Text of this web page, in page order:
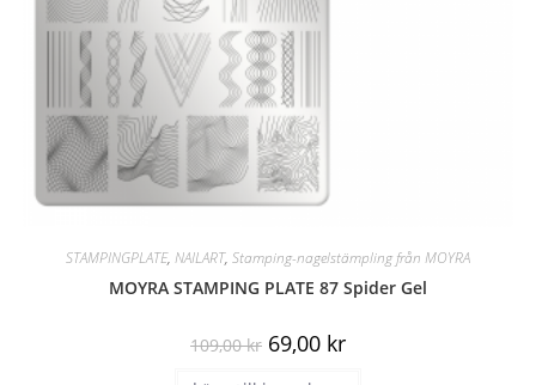
STAMPINGPLATE, NAILART, Stamping-nagelstämpling från MOYRA
MOYRA STAMPING PLATE 87 Spider Gel
109,00kr 69,00 kr